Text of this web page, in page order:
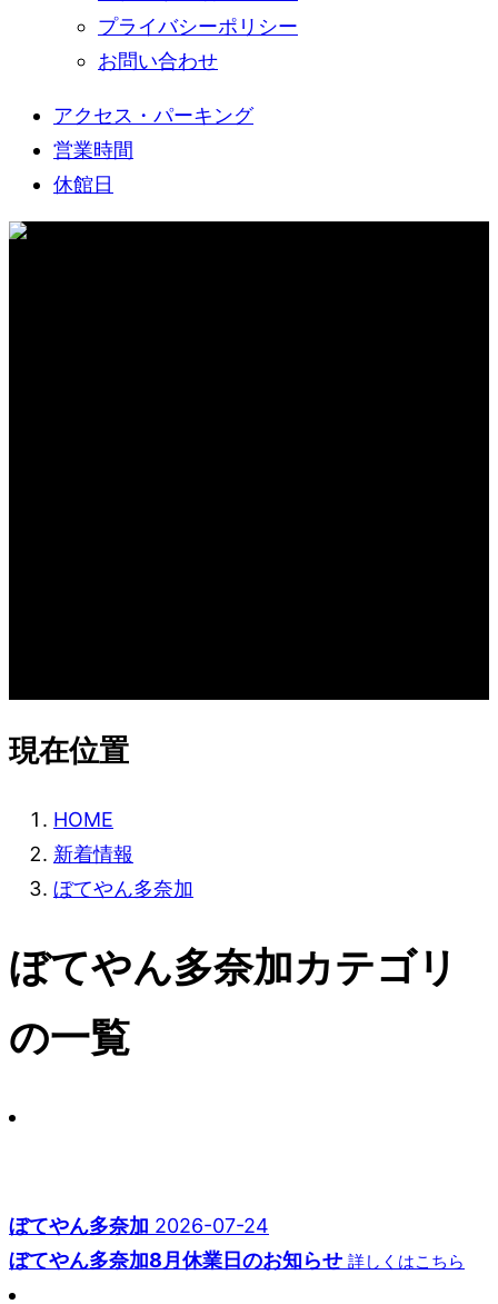
プライバシーポリシー
お問い合わせ
アクセス・パーキング
営業時間
休館日
現在位置
HOME
新着情報
ぼてやん多奈加
ぼてやん多奈加カテゴリ
の一覧
ぼてやん多奈加 2026-07-24
ぼてやん多奈加8月休業日のお知らせ 詳しくはこちら